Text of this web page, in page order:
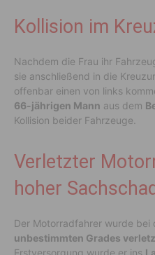
Kollision im
Nachdem die Frau ihr
sie anschließend in die
offenbar einen von links
66-jährigen Mann aus dem
Kollision beider Fahrzeuge.
Verletzter
hoher
Der Motorradfahrer wurde bei
unbestimmten Grades
Erstversorgung wurde er ins